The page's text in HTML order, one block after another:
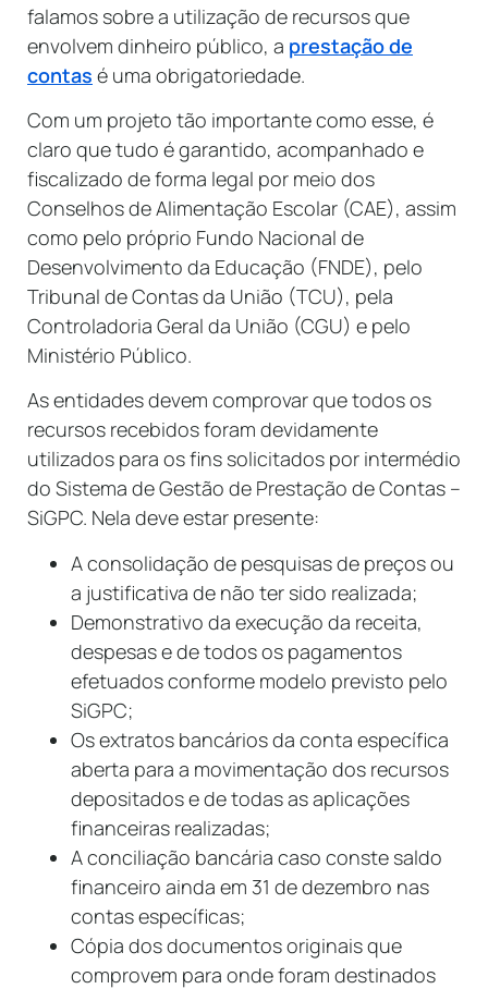
falamos sobre a utilização de recursos que
envolvem dinheiro público, a prestação de
contas é uma obrigatoriedade.
Com um projeto tão importante como esse, é
claro que tudo é garantido, acompanhado e
fiscalizado de forma legal por meio dos
Conselhos de Alimentação Escolar (CAE), assim
como pelo próprio Fundo Nacional de
Desenvolvimento da Educação (FNDE), pelo
Tribunal de Contas da União (TCU), pela
Controladoria Geral da União (CGU) e pelo
Ministério Público.
As entidades devem comprovar que todos os
recursos recebidos foram devidamente
utilizados para os fins solicitados por intermédio
do Sistema de Gestão de Prestação de Contas –
SiGPC. Nela deve estar presente:
A consolidação de pesquisas de preços ou
a justificativa de não ter sido realizada;
Demonstrativo da execução da receita,
despesas e de todos os pagamentos
efetuados conforme modelo previsto pelo
SiGPC;
Os extratos bancários da conta específica
aberta para a movimentação dos recursos
depositados e de todas as aplicações
financeiras realizadas;
A conciliação bancária caso conste saldo
financeiro ainda em 31 de dezembro nas
contas específicas;
Cópia dos documentos originais que
comprovem para onde foram destinados